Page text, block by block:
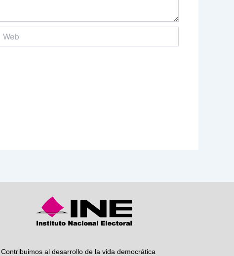
Contribuimos al desarrollo de la vida democrática